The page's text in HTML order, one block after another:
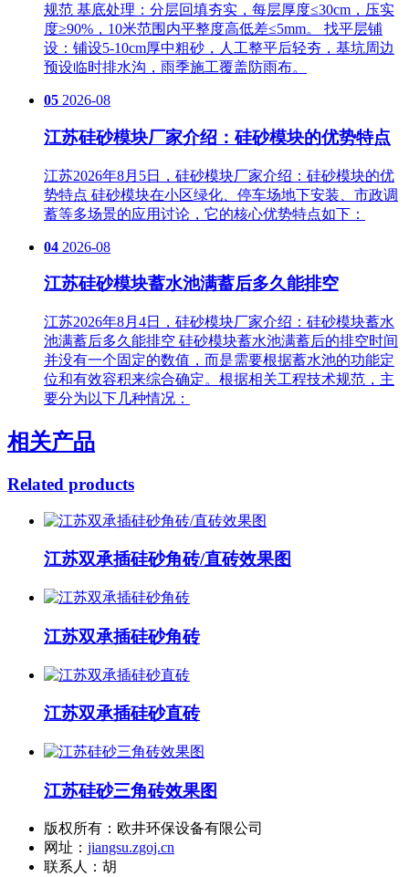
规范 基底处理‌：分层回填夯实，每层厚度≤30cm，压实
度≥90%，10米范围内平整度高低差≤5mm。 找平层铺
设‌：铺设5-10cm厚中粗砂，人工整平后轻夯，基坑周边
预设临时排水沟，雨季施工覆盖防雨布。
05 2026-08
江苏硅砂模块厂家介绍：硅砂模块的优势特点
江苏2026年8月5日，硅砂模块厂家介绍：硅砂模块的优
势特点 硅砂模块在小区绿化、停车场地下安装、市政调
蓄等多场景的应用讨论，它的核心优势特点如下：
04 2026-08
江苏硅砂模块蓄水池满蓄后多久能排空
江苏2026年8月4日，硅砂模块厂家介绍：硅砂模块蓄水
池满蓄后多久能排空 硅砂模块蓄水池满蓄后的排空时间
并没有一个固定的数值，而是需要根据蓄水池的功能定
位和有效容积来综合确定。根据相关工程技术规范，主
要分为以下几种情况：
相关产品
Related products
江苏双承插硅砂角砖/直砖效果图
江苏双承插硅砂角砖
江苏双承插硅砂直砖
江苏硅砂三角砖效果图
版权所有：欧井环保设备有限公司
网址： jiangsu.zgoj.cn
联系人：胡